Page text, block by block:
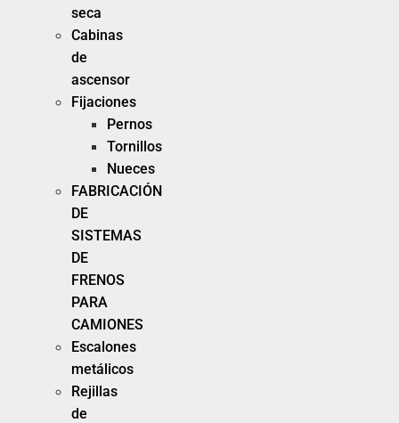
seca
Cabinas
de
ascensor
Fijaciones
Pernos
Tornillos
Nueces
FABRICACIÓN
DE
SISTEMAS
DE
FRENOS
PARA
CAMIONES
Escalones
metálicos
Rejillas
de